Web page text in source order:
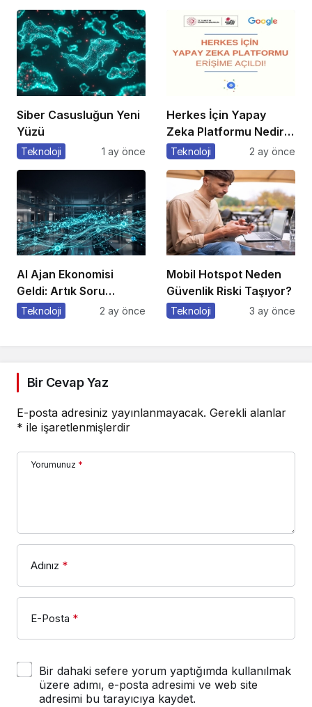
Siber Casusluğun Yeni
Yüzü
Teknoloji 1 ay önce
Herkes İçin Yapay
Zeka Platformu Nedir?
Nasıl Kullanılır?
Teknoloji 2 ay önce
AI Ajan Ekonomisi
Geldi: Artık Soru
“Çalışan mı Olacaksın,
Teknoloji 2 ay önce
Mobil Hotspot Neden
Güvenlik Riski Taşıyor?
Teknoloji 3 ay önce
Bir Cevap Yaz
E-posta adresiniz yayınlanmayacak. Gerekli alanlar
* ile işaretlenmişlerdir
Yorumunuz *
Adınız *
E-Posta *
Bir dahaki sefere yorum yaptığımda kullanılmak
üzere adımı, e-posta adresimi ve web site
adresimi bu tarayıcıya kaydet.